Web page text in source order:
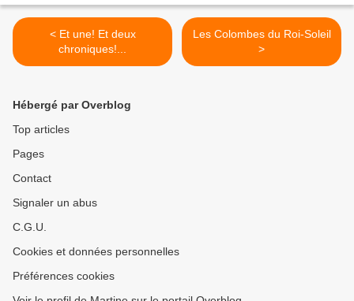
< Et une! Et deux
chroniques!...
Les Colombes du Roi-Soleil
>
Hébergé par Overblog
Top articles
Pages
Contact
Signaler un abus
C.G.U.
Cookies et données personnelles
Préférences cookies